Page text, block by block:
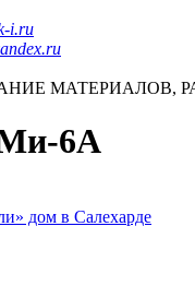
i.ru
МАТЕРИАЛОВ,
Ми-6А
дом в Салехарде